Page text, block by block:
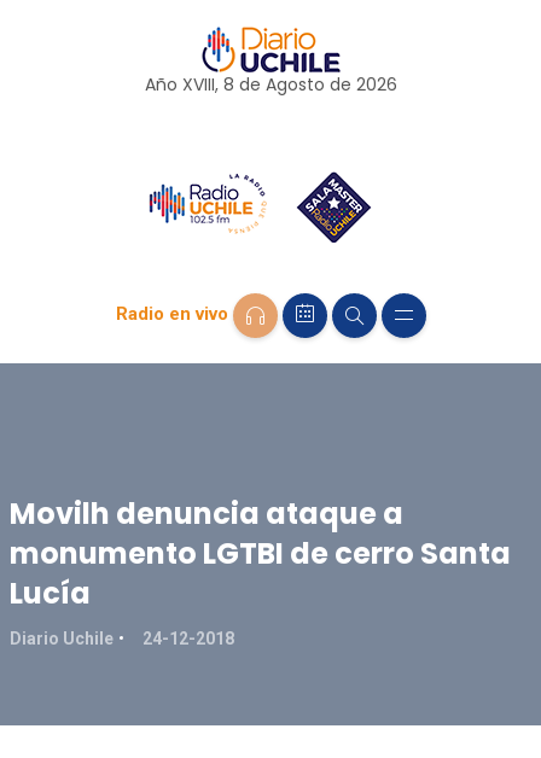
Año XVIII, 8 de Agosto de 2026
Radio en vivo
Movilh denuncia ataque a
monumento LGTBI de cerro Santa
Lucía
Diario Uchile 24-12-2018